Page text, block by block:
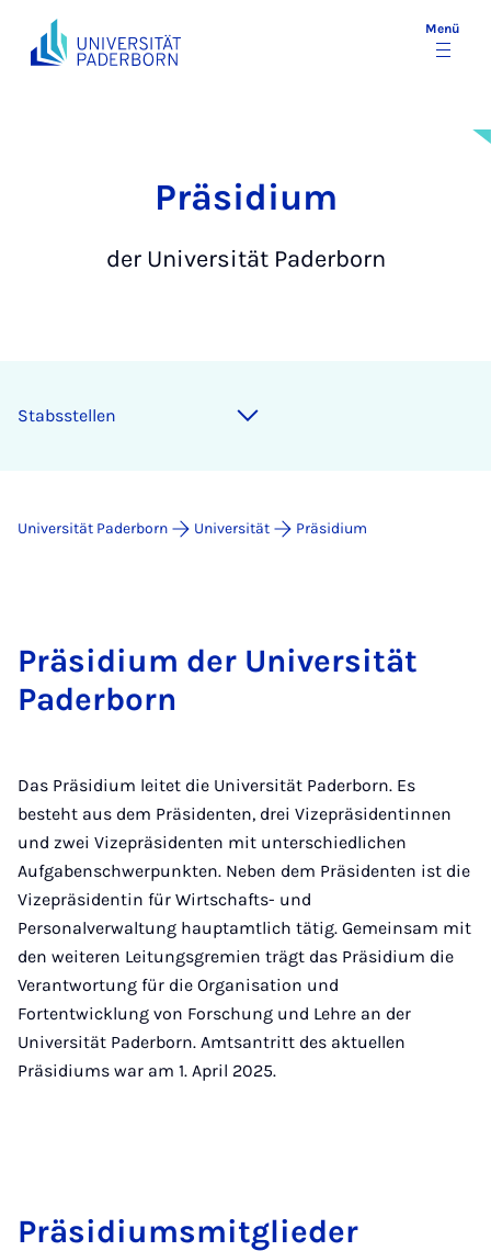
Menü
Prä­si­di­um
der Universität Paderborn
Stabsstellen
Universität Paderborn Universität Präsidium
Präsidium der Universität
Paderborn
Das Präsidium leitet die Universität Paderborn. Es
besteht aus dem Präsidenten, drei Vizepräsidentinnen
und zwei Vizepräsidenten mit unterschiedlichen
Aufgabenschwerpunkten. Neben dem Präsidenten ist die
Vizepräsidentin für Wirtschafts- und
Personalverwaltung hauptamtlich tätig. Gemeinsam mit
den weiteren Leitungsgremien trägt das Präsidium die
Verantwortung für die Organisation und
Fortentwicklung von Forschung und Lehre an der
Universität Paderborn. Amtsantritt des aktuellen
Präsidiums war am 1. April 2025.
Prä­si­di­ums­mit­glie­der